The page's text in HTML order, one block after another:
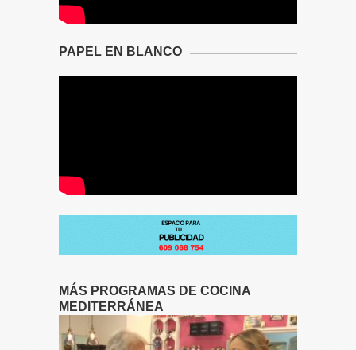
PAPEL EN BLANCO
MÁS PROGRAMAS DE COCINA
MEDITERRÁNEA